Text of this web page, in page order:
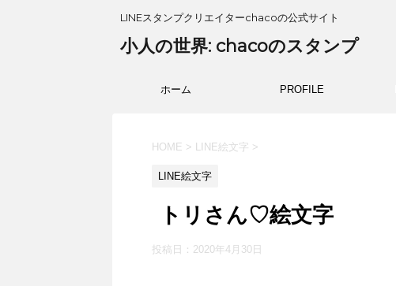
LINEスタンプクリエイターchacoの公式サイト
小人の世界: chacoのスタンプ
ホーム PROFILE
HOME > LINE絵文字 >
LINE絵文字
トリさん♡絵文字
投稿日： 2020年4月30日